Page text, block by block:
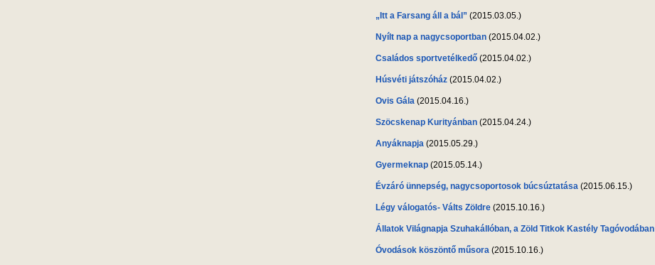
„Itt a Farsang áll a bál” (2015.03.05.)
Nyílt nap a nagycsoportban (2015.04.02.)
Családos sportvetélkedő (2015.04.02.)
Húsvéti játszóház (2015.04.02.)
Ovis Gála (2015.04.16.)
Szöcskenap Kurityánban (2015.04.24.)
Anyáknapja (2015.05.29.)
Gyermeknap (2015.05.14.)
Évzáró ünnepség, nagycsoportosok búcsúztatása (2015.06.15.)
Légy válogatós- Válts Zöldre (2015.10.16.)
Állatok Világnapja Szuhakállóban, a Zöld Titkok Kastély Tagóvodában
Óvodások köszöntő műsora (2015.10.16.)